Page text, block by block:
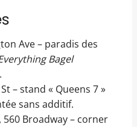
Ave – paradis des
Bagel
– stand « Queens 7 »
sans additif.
, 560 Broadway – corner